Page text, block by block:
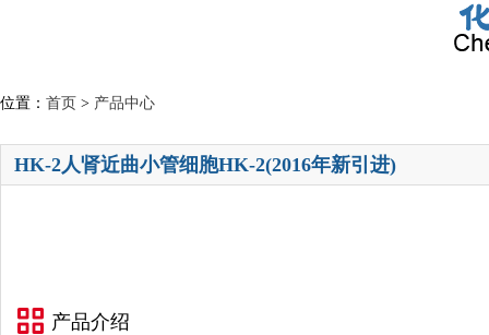
位置： 首页 > 产品中心
HK-2人肾近曲小管细胞HK-2(2016年新引进)
产品介绍